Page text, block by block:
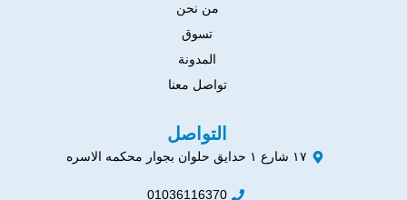
من نحن
تسوق
المدونة
تواصل معنا
التواصل
١٧ شارع ١ حدايق حلوان بجوار محكمه الاسره
01036116370